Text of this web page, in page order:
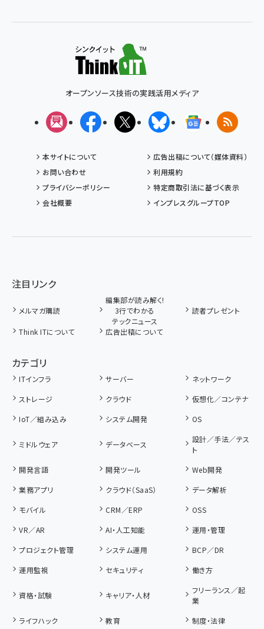
オープンソース技術の実践活用メディア
メルマガFacebookX(エックス)BlueskyGoogleニュ
RSS
本サイトについて
広告出稿について（媒体資料）
お問い合わせ
利用規約
プライバシーポリシー
特定商取引法に基づく表示
会社概要
インプレスグループTOP
注目リンク
メルマガ購読
編集部が読み解く!
3行でわかる
テックニュース
読者プレゼント
Think ITについて 広告出稿について
カテゴリ
ITインフラ サーバー
ネットワーク
ストレージ
クラウド
仮想化／コンテナ
IoT／組み込み
システム開発 OS
ミドルウェア データベース
設計／手法／テス
ト
開発言語
開発ツール
Web開発
業務アプリ
クラウド（SaaS）
データ解析
モバイル
CRM／ERP
OSS
VR／AR
AI・人工知能
運用・管理
プロジェクト管理
システム運用
BCP／DR
運用監視
セキュリティ 働き方
資格・試験 キャリア・人材
フリーランス／起
業
ライフハック
教育 制度・法律